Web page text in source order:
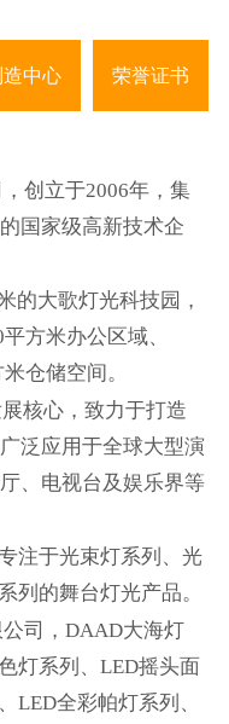
造中心 荣誉证书
创立于2006年，集
国家级高新技术企
的大歌灯光科技园，
平方米办公区域、
仓储空间。
核心，致力于打造
泛应用于全球大型演
、电视台及娱乐界等
注于光束灯系列、光
列的舞台灯光产品。
司，DAAD大海灯
灯系列、LED摇头面
LED全彩帕灯系列、